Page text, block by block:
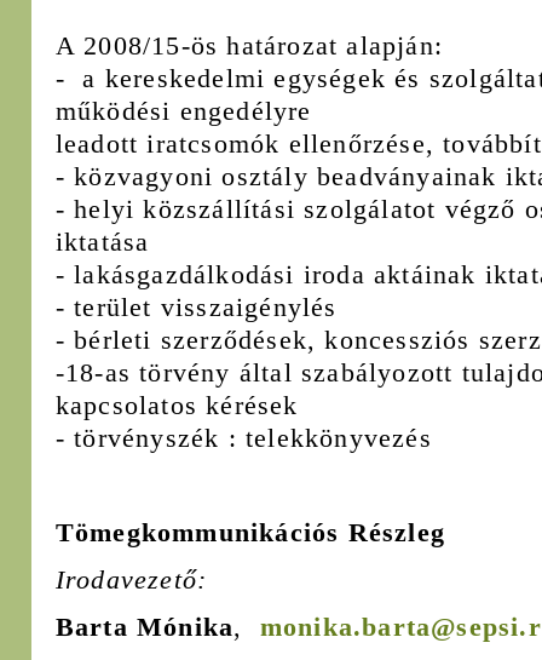
A 2008/15-ös határozat alapján:
- a kereskedelmi egységek és
működési engedélyre
leadott iratcsomók ellenőrzése,
- közvagyoni osztály beadványainak
- helyi közszállítási szolgálatot végző
iktatása
- lakásgazdálkodási iroda
- terület visszaigénylés
- bérleti szerződések, koncessziós
-18-as törvény által szabályozott
kapcsolatos kérések
- törvényszék : telekkönyvezés
Tömegkommunikációs Részleg
Irodavezető:
Barta Mónika,